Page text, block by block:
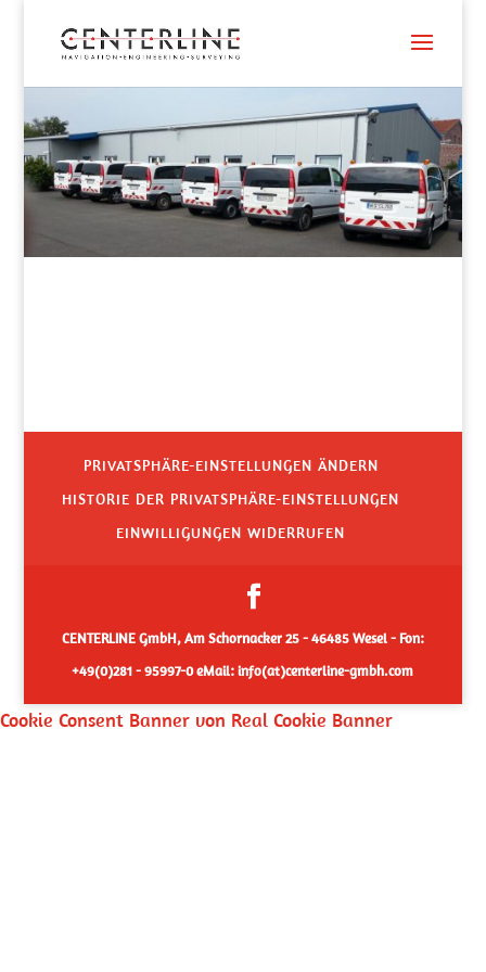
PRIVATSPHÄRE-EINSTELLUNGEN ÄNDERN
HISTORIE DER PRIVATSPHÄRE-EINSTELLUNGEN
EINWILLIGUNGEN WIDERRUFEN
CENTERLINE GmbH, Am Schornacker 25 - 46485 Wesel - Fon:
+49(0)281 - 95997-0 eMail: info(at)centerline-gmbh.com
Cookie Consent Banner von Real Cookie Banner